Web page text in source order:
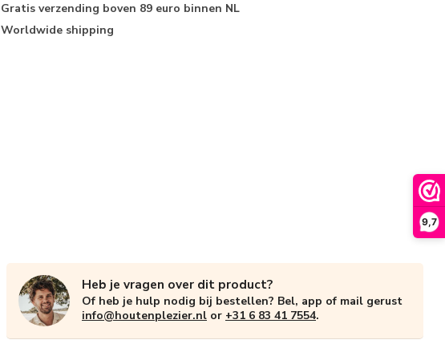
9,7
Gratis verzending boven 89 euro binnen NL
Worldwide shipping
Heb je vragen over dit product?
Of heb je hulp nodig bij bestellen? Bel, app of mail gerust
info@houtenplezier.nl or +31 6 83 41 7554.